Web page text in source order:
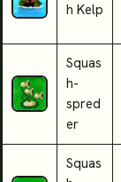
h Kelp
Squas
h-
spred
er
Squas